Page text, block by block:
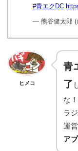
#青エクDC
— 熊谷健太郎
ヒメコ
青
了
な！
ラ
運営
ア